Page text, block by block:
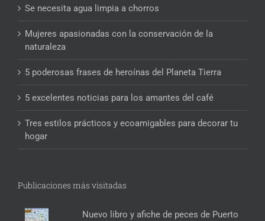
Se necesita agua limpia a chorros
Mujeres apasionadas con la conservación de la
naturaleza
5 poderosas frases de heroínas del Planeta Tierra
5 excelentes noticias para los amantes del café
Tres estilos prácticos y ecoamigables para decorar tu
hogar
Publicaciones más visitadas
Nuevo libro y afiche de peces de Puerto